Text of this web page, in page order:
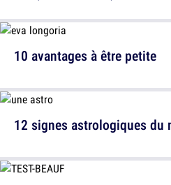
10 avantages à être petite
12 signes astrologiques du